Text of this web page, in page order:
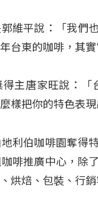
維平說：「我們
台東的咖啡，其
主唐家旺說：
樣把你的特色表
利伯咖啡園奪得
啡推廣中心，除
烘焙、包裝、行